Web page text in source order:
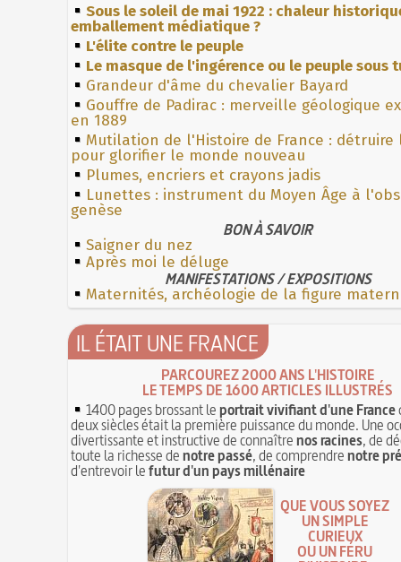
Sous le soleil de mai 1922 : chaleur
emballement médiatique ?
L'élite contre le peuple
Le masque de l'ingérence ou le peuple sous
Grandeur d'âme du chevalier Bayard
Gouffre de Padirac : merveille géologique
en 1889
Mutilation de l'Histoire de France : détruire
pour glorifier le monde nouveau
Plumes, encriers et crayons jadis
Lunettes : instrument du Moyen Âge à
genèse
BON À SAVOIR
Saigner du nez
Après moi le déluge
MANIFESTATIONS / EXPOSITIONS
Maternités, archéologie de la figure
IL ÉTAIT UNE FRANCE
PARCOUREZ 2000 ANS L'HISTOIRE
LE TEMPS DE 1600 ARTICLES ILLUSTRÉS
1400 pages brossant leportrait vivifiant d'une France
deux siècles était la première puissance du monde. Une
divertissante et instructive de connaîtrenos racines, de
toute la richesse denotre passé, de comprendrenotre
d'entrevoir lefutur d'un pays millénaire
QUE VOUS SOYEZ
UN SIMPLE
CURIEUX
OU UN FÉRU